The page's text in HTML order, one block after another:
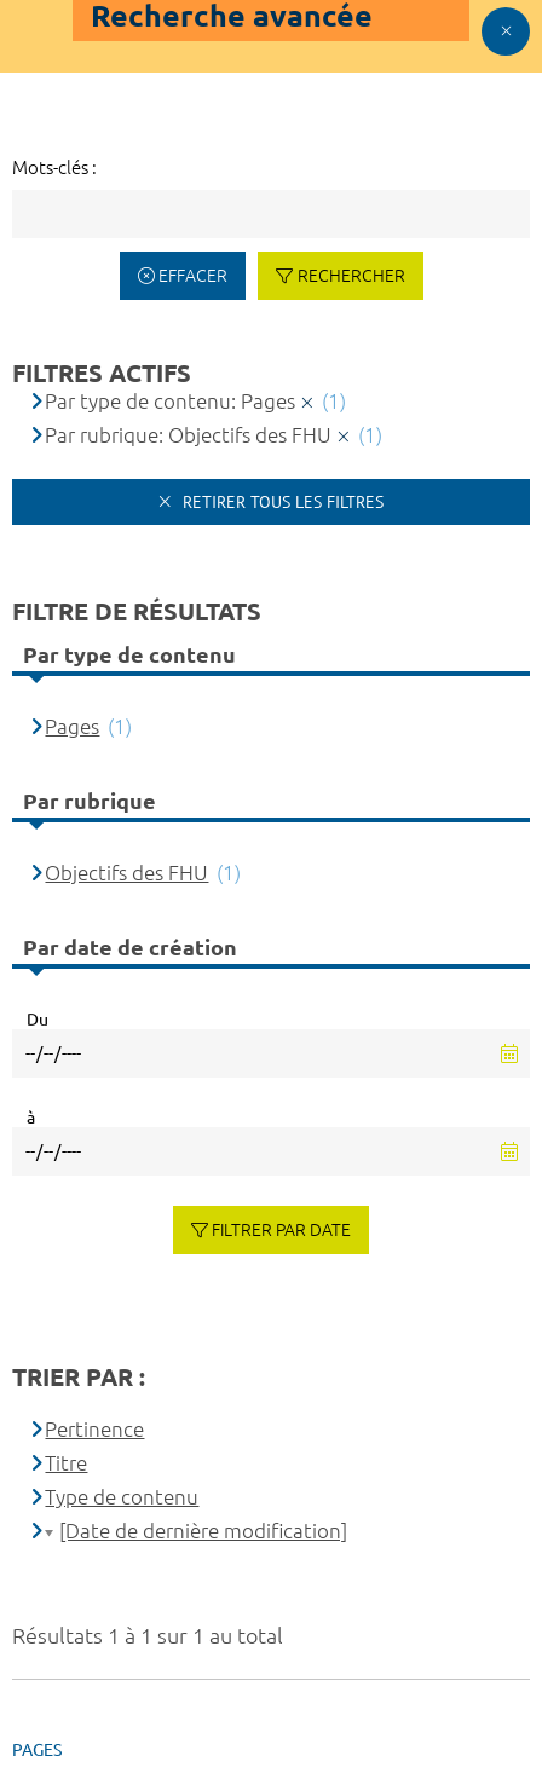
Recherche avancée
Mots-clés :
EFFACER RECHERCHER
Résultats 1 à 1 sur 1 au total
PAGES
FILTRES ACTIFS
Par type de contenu: Pages
(1)
Par rubrique: Objectifs des FHU
(1)
RETIRER TOUS LES FILTRES
FILTRE DE RÉSULTATS
Par type de contenu
Pages (1)
Par rubrique
Objectifs des FHU (1)
Par date de création
Du
à
FILTRER PAR DATE
TRIER PAR :
Pertinence
Titre
Type de contenu
[Date de dernière modification]